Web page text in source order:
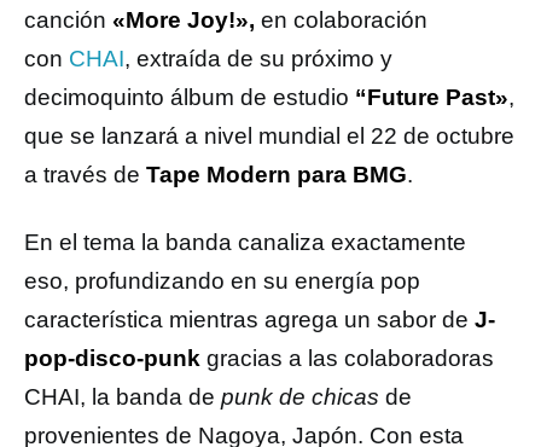
canción «More Joy!», en colaboración
con CHAI, extraída de su próximo y
decimoquinto álbum de estudio “Future Past»,
que se lanzará a nivel mundial el 22 de octubre
a través de Tape Modern para BMG.
En el tema la banda canaliza exactamente
eso, profundizando en su energía pop
característica mientras agrega un sabor de J-
pop-disco-punk gracias a las colaboradoras
CHAI, la banda de punk de chicas de
provenientes de Nagoya, Japón. Con esta